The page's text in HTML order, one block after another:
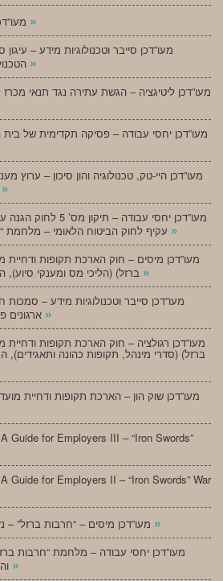
»
מעו”דכן סייבר וטכנולוגיות מידע –
»
מעו”דכן ליטיגציה – הגשת עתירה נגד תנאי
מעו”דכן יחסי עבודה – פסיקה תקדימית של
מעו”דכן היי-טק, טכנולוגיה והון סיכון –
»
מעו”דכן יחסי עבודה –
»
מעו”דכן מיסים – חוק הארכת תקופות
»
מעו”דכן סייבר וטכנולוגיות מידע –
»
מעו”דכן רגולציה – חוק הארכת תקופות
ברזל) (סדרי מינהל, תקופות כהונה ותאגידים), התשפ”ד-2023 –
מעו”דכן שוק הון – הארכת תקופות ודחיית
Guide for Employers III – “Iron Swords”
Guide for Employers II – “Iron Swords” War
»
מעו”דכן יחסי עבודה – מלחמת “חרבות
»